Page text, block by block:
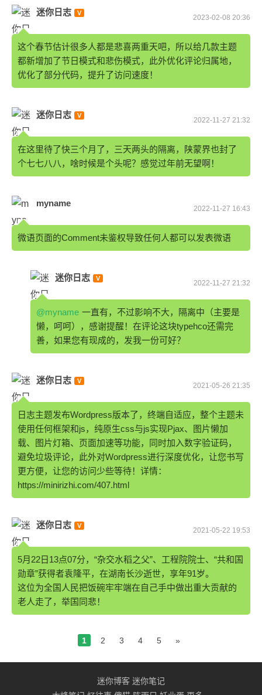
迷你日志
2023-02-08 20:36
这个春节估计很多人都是悲喜两重天吧，所以给几款主题
都新增加了节日模式和悲伤模式，此外优化评论归属地，
优化了部分代码，提升了访问速度！
迷你日志
2022-11-27 21:32
在这里待了快三个月了，三天两头的隔离，陕蒙界也封了
个七七八八，啥时候是个头呢？感觉过年前无望啊！
myname
2022-11-27 16:43
微语页面的Comment未鉴权导致任何人都可以发表微语
迷你日志
2022-11-27 21:32
@myname 一直有，不过影响不大，隔离中（主要是
懒，呵呵），感谢提醒！在评论这块typehco还需完
善，如果您有现成的，发我一份可好？
迷你日志
2021-05-26 21:35
日志主题发布Wordpress版本了，终端自适应，整个主题未
使用任何框架和js，纯原生css与js实现Pjax、图片懒加
载、图片灯箱、页面加速等功能，同时加入数字验证码，
避免垃圾评论，此外对Wordpress进行深度优化，让您书写
更方便，让您的访问少些等待！详情：
https://minirizhi.com/407.html
迷你日志
2021-05-22 19:53
5月22日13点07分，“杂交水稻之父”、工程院院士、“共和国
勋章”获得者袁隆平，在湖南长沙逝世，享年91岁。
这位为全国人民把饭碗牢牢端在自己手中做出重大贡献的
老人走了，举国同悲！
1 2 3 4 5 »
迷你博客 迷你笔记